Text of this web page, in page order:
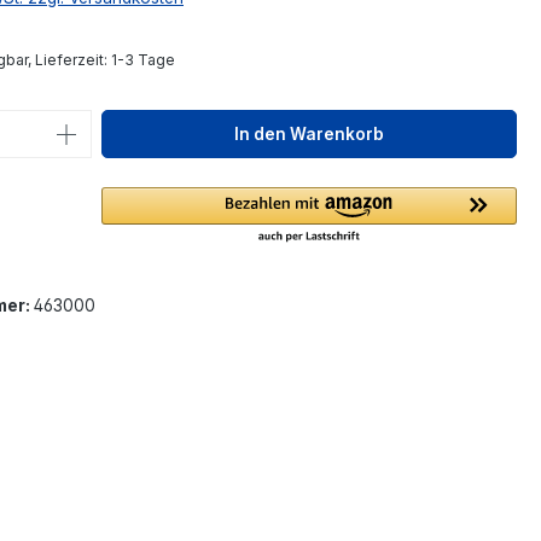
Lieferzeit: 1-3 Tage
Anzahl: Gib den gewünschten Wert
In den Warenkorb
463000